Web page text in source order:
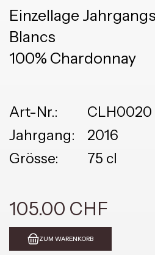
Einzellage
Blancs
100% Chardonnay
Art-Nr.:
CLH0020
Jahrgang:
2016
Grösse:
75 cl
105.00 CHF
ZUM WARENKORB